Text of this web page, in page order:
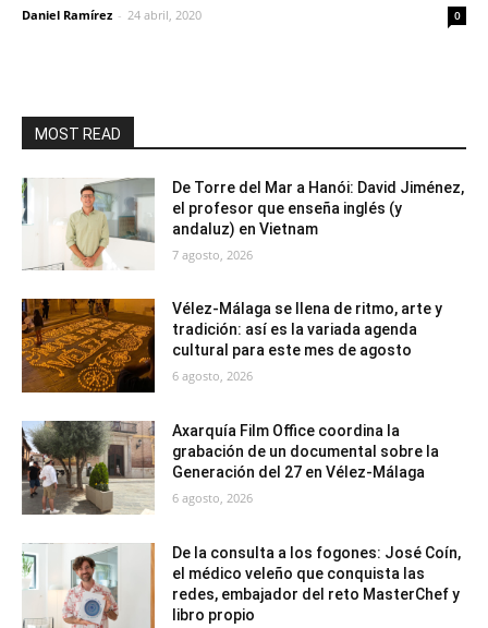
Daniel Ramírez - 24 abril, 2020 0
MOST READ
De Torre del Mar a Hanói: David Jiménez,
el profesor que enseña inglés (y
andaluz) en Vietnam
7 agosto, 2026
Vélez-Málaga se llena de ritmo, arte y
tradición: así es la variada agenda
cultural para este mes de agosto
6 agosto, 2026
Axarquía Film Office coordina la
grabación de un documental sobre la
Generación del 27 en Vélez-Málaga
6 agosto, 2026
De la consulta a los fogones: José Coín,
el médico veleño que conquista las
redes, embajador del reto MasterChef y
libro propio